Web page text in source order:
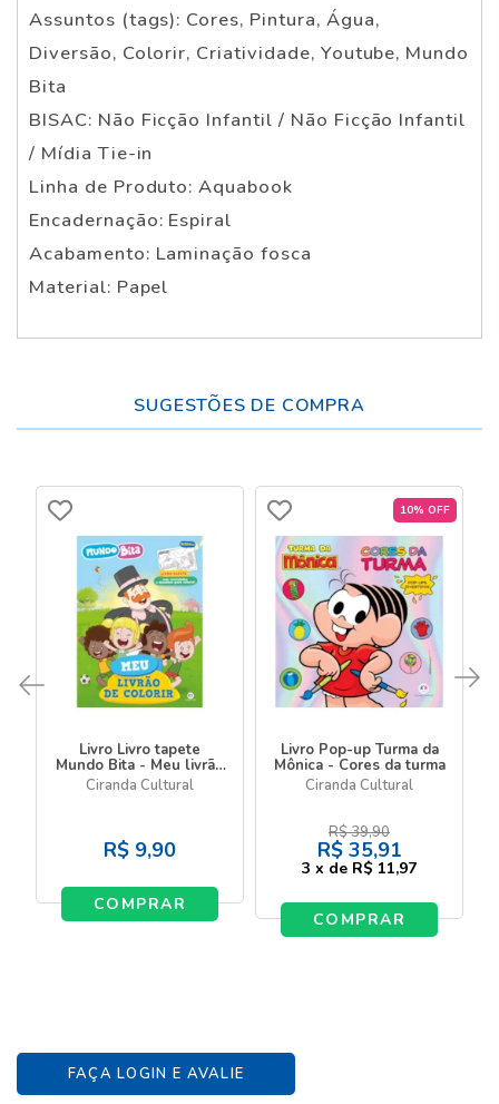
Assuntos (tags): Cores, Pintura, Água,
Diversão, Colorir, Criatividade, Youtube, Mundo
Bita
BISAC: Não Ficção Infantil / Não Ficção Infantil
/ Mídia Tie-in
Linha de Produto: Aquabook
Encadernação: Espiral
Acabamento: Laminação fosca
Material: Papel
SUGESTÕES DE COMPRA
Livro Livro tapete
Mundo Bita - Meu livrão
de colorir
Ciranda Cultural
R$ 9,90
COMPRAR
10% OFF
Livro Pop-up Turma da
Mônica - Cores da turma
Ciranda Cultural
R$39,90
R$ 35,91
3 x de R$ 11,97
COMPRAR
FAÇA LOGIN E AVALIE